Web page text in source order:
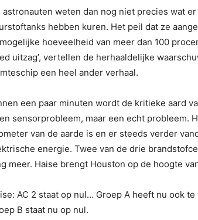
astronauten weten dan nog niet precies wat
hebben kuren. Het peil dat ze
hoe­veelheid van meer dan 100
uitzag’, vertellen de herhaaldelijke
een heel ander verhaal.
een paar minuten wordt de kritieke aard
sensorprobleem, maar een echt probleem.
van de aarde is en er steeds verder
energie. Twee van de drie
meer. Haise brengt Houston op de hoogte
AC 2 staat op nul… Groep A heeft nu ook
B staat nu op nul.